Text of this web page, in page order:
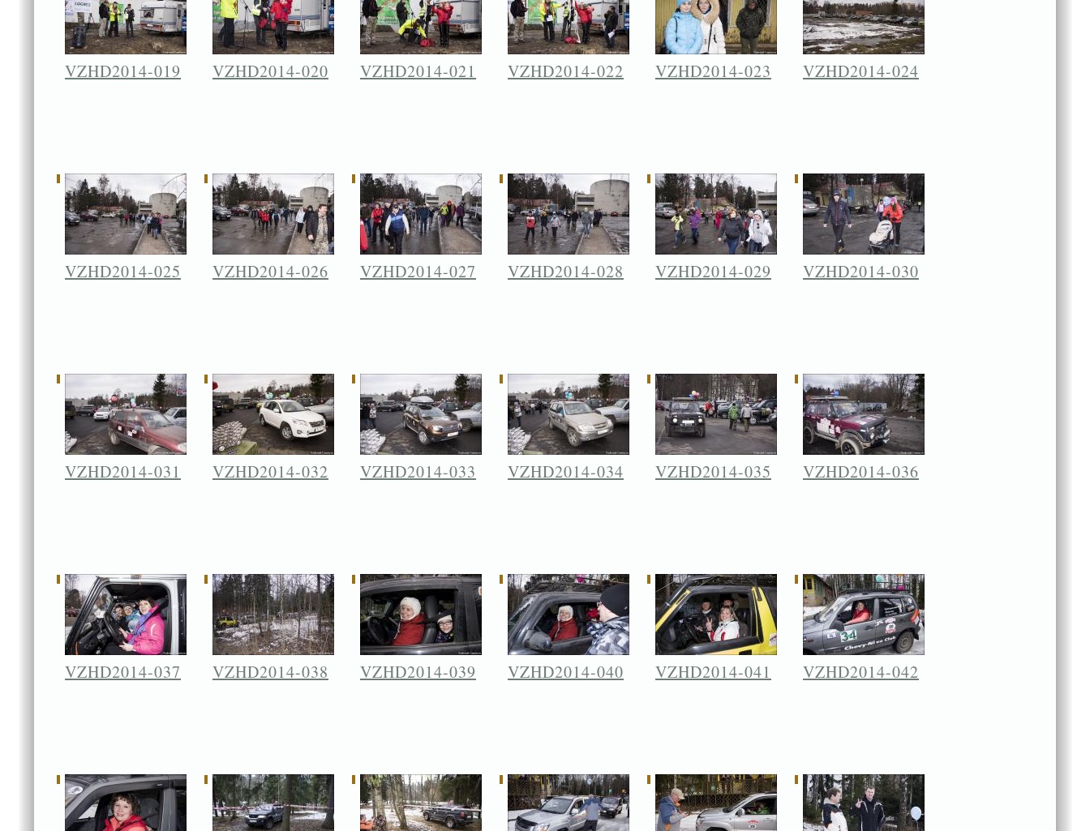
VZHD2014-019 VZHD2014-020 VZHD2014-021 VZHD2014-022 VZHD2014-023 VZHD2014-024
VZHD2014-025 VZHD2014-026 VZHD2014-027 VZHD2014-028 VZHD2014-029 VZHD2014-030
VZHD2014-031 VZHD2014-032 VZHD2014-033 VZHD2014-034 VZHD2014-035 VZHD2014-036
VZHD2014-037 VZHD2014-038 VZHD2014-039 VZHD2014-040 VZHD2014-041 VZHD2014-042